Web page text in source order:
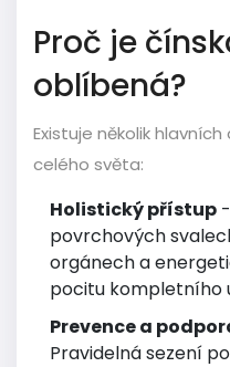
Proč je
oblíbená?
Existuje několik
celého světa:
Holistický přístup
povrchových
orgánech a
pocitu kompletního
Prevence a
Pravidelná sezení